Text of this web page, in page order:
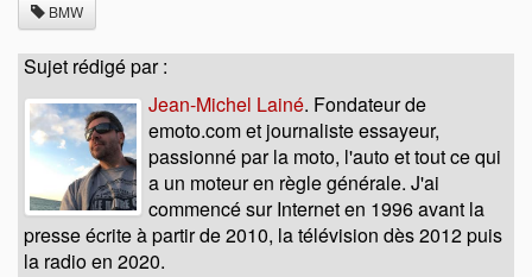
BMW
Sujet rédigé par :
Jean-Michel Lainé. Fondateur de
emoto.com et journaliste essayeur,
passionné par la moto, l'auto et tout ce qui
a un moteur en règle générale. J'ai
commencé sur Internet en 1996 avant la
presse écrite à partir de 2010, la télévision dès 2012 puis
la radio en 2020.